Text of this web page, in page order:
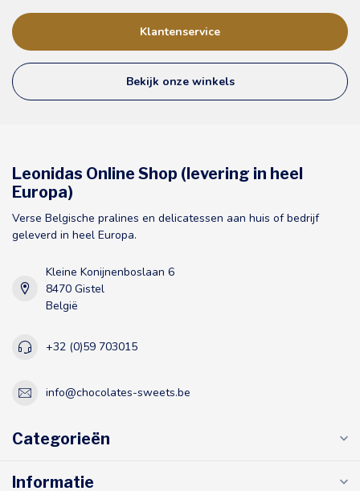
Klantenservice
Bekijk onze winkels
Leonidas Online Shop (levering in heel
Europa)
Verse Belgische pralines en delicatessen aan huis of bedrijf
geleverd in heel Europa.
Kleine Konijnenboslaan 6
8470 Gistel
België
+32 (0)59 703015
info@chocolates-sweets.be
Categorieën
Informatie